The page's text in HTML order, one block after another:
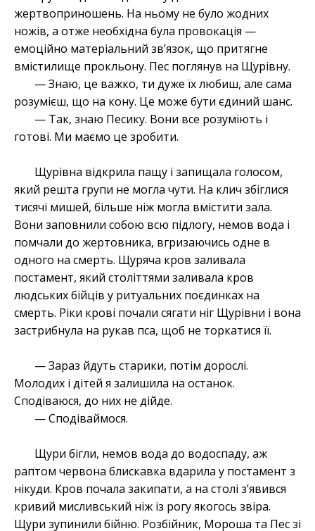
жертвоприношень. На ньому не було жодних
ножів, а отже необхідна була провокація —
емоційно матеріальний зв’язок, що притягне
вмістилище прокльону. Пес поглянув на Щурівну.
— Знаю, це важко, ти дуже їх любиш, але сама
розумієш, що на кону. Це може бути єдиний шанс.
— Так, знаю Песику. Вони все розуміють і
готові. Ми маємо це зробити.
Щурівна відкрила пащу і запищала голосом,
який решта групи не могла чути. На клич збіглися
тисячі мишей, більше ніж могла вмістити зала.
Вони заповнили собою всю підлогу, немов вода і
помчали до жертовника, вгризаючись одне в
одного на смерть. Щуряча кров заливала
постамент, який століттями заливала кров
людських бійців у ритуальних поєдинках на
смерть. Ріки крові почали сягати ніг Щурівни і вона
застрибнула на рукав пса, щоб не торкатися її.
— Зараз йдуть старики, потім дорослі.
Молодих і дітей я залишила на останок.
Сподіваюся, до них не дійде.
— Сподіваймося.
Щури бігли, немов вода до водоспаду, аж
раптом червона блискавка вдарила у постамент з
нікуди. Кров почала закипати, а на столі з’явився
кривий мисливський ніж із рогу якогось звіра.
Щури зупинили бійню. Розбійник, Мороша та Пес зі